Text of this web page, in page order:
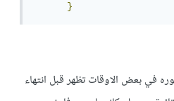
}
في بعض الاوقات تظهر قبل انتهاء